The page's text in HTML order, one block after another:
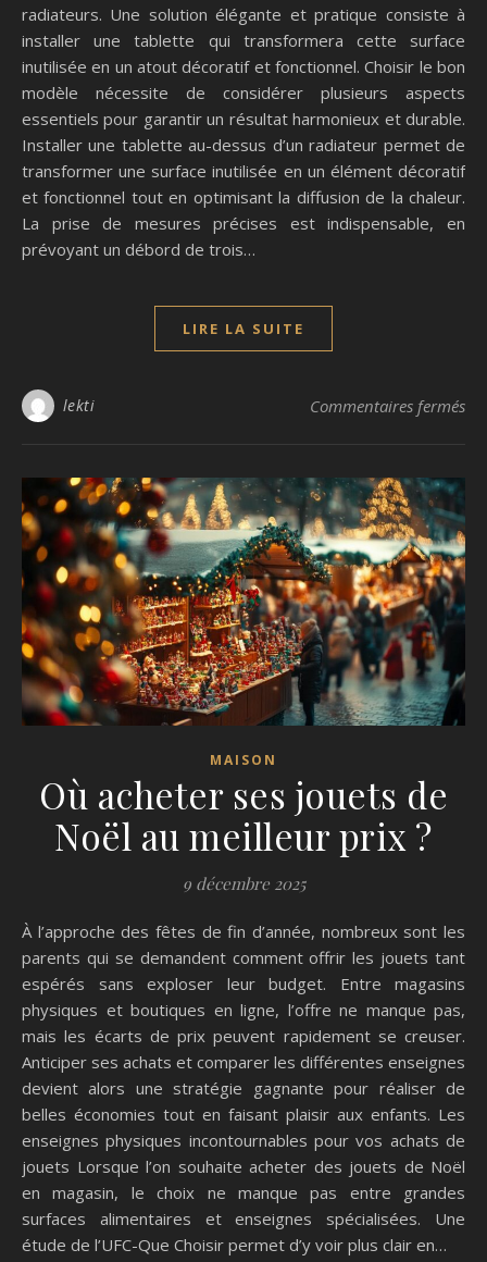
radiateurs. Une solution élégante et pratique consiste à
installer une tablette qui transformera cette surface
inutilisée en un atout décoratif et fonctionnel. Choisir le bon
modèle nécessite de considérer plusieurs aspects
essentiels pour garantir un résultat harmonieux et durable.
Installer une tablette au-dessus d’un radiateur permet de
transformer une surface inutilisée en un élément décoratif
et fonctionnel tout en optimisant la diffusion de la chaleur.
La prise de mesures précises est indispensable, en
prévoyant un débord de trois…
LIRE LA SUITE
lekti Commentaires fermés
MAISON
Où acheter ses jouets de
Noël au meilleur prix ?
9 décembre 2025
À l’approche des fêtes de fin d’année, nombreux sont les
parents qui se demandent comment offrir les jouets tant
espérés sans exploser leur budget. Entre magasins
physiques et boutiques en ligne, l’offre ne manque pas,
mais les écarts de prix peuvent rapidement se creuser.
Anticiper ses achats et comparer les différentes enseignes
devient alors une stratégie gagnante pour réaliser de
belles économies tout en faisant plaisir aux enfants. Les
enseignes physiques incontournables pour vos achats de
jouets Lorsque l’on souhaite acheter des jouets de Noël
en magasin, le choix ne manque pas entre grandes
surfaces alimentaires et enseignes spécialisées. Une
étude de l’UFC-Que Choisir permet d’y voir plus clair en…